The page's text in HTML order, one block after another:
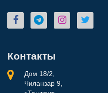
Контакты
Дом 18/2,
Чиланзар 9,